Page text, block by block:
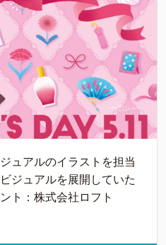
ュアルのイラストを担当
ジュアルを展開していた
ト：株式会社ロフト